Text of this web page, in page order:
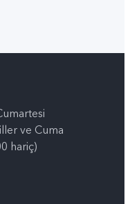
ve Cuma
hariç)